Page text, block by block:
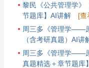
黎民《公共管理学》
节题库】AI讲解
[查
周三多《管理学——
（含考研真题）AI讲
周三多《管理学——
真题精选＋章节题库